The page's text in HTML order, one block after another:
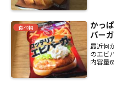
り、
としょ
食べ物
かっ
バー
最近何
のエビ
内容量
ーっ